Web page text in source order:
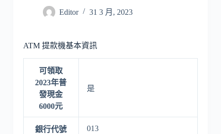
Editor 31 3 月, 2023
ATM 提款機基本資訊
可領取
2023年普
發現金
6000元
是
銀行代號 013